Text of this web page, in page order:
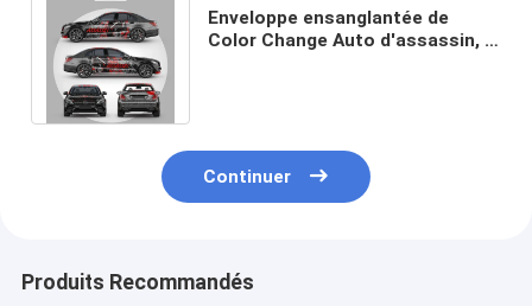
Enveloppe ensanglantée de
Color Change Auto d'assassin, 6
Continuer
Produits Recommandés